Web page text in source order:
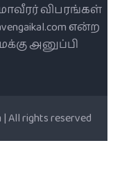
விபரங்கள்
என்ற
அனுப்பி
All rights reserved